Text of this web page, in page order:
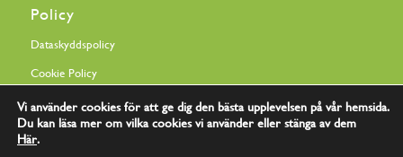
Policy
Dataskyddspolicy
Cookie Policy
Vi använder cookies för att ge dig den bästa upplevelsen på vår hemsida.
Du kan läsa mer om vilka cookies vi använder eller stänga av dem
Här.